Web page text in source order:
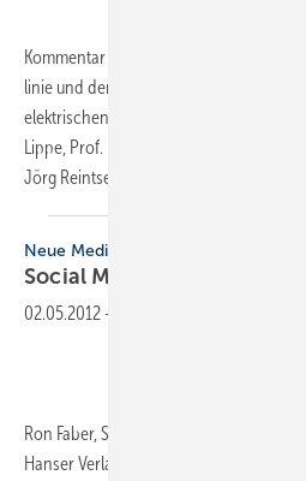
Kommentar zur Muster-
linie und der Muster-Verordnung zum
elektrischen Anlagen (MLAR/MSysBöR/
Lippe, Prof. Dr. Ing. Jürgen Wesche,
Jörg Reintsema,
Neue Medien
Social Media und Location-
02.05.2012 -
Ron Faber, Sönke Prestin, 252 Seiten,
Hanser Verlag,